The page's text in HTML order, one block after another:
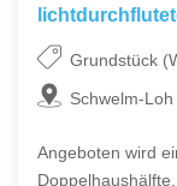
Grundstück
Schwelm-Loh
Angeboten wird